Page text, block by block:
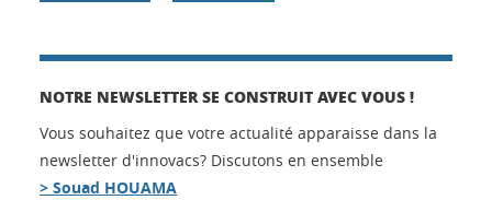
NOTRE NEWSLETTER SE CONSTRUIT AVEC VOUS !
Vous souhaitez que votre actualité apparaisse dans la
newsletter d'innovacs? Discutons en ensemble
> Souad HOUAMA